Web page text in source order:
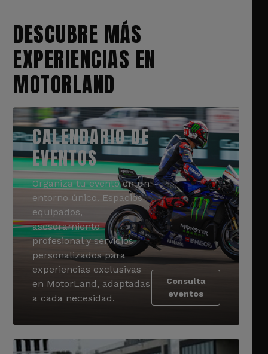
DESCUBRE MÁS
EXPERIENCIAS EN
MOTORLAND
CALENDARIO DE
EVENTOS
Organiza tu evento en un
entorno único. Espacios
equipados,
asesoramiento
profesional y servicios
personalizados para
experiencias exclusivas
en MotorLand, adaptadas
a cada necesidad.
Consulta
eventos